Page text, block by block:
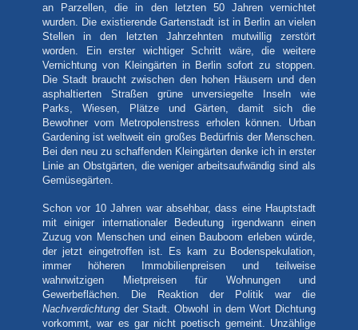
an Parzellen, die in den letzten 50 Jahren vernichtet
wurden. Die existierende Gartenstadt ist in Berlin an vielen
Stellen in den letzten Jahrzehnten mutwillig zerstört
worden. Ein erster wichtiger Schritt wäre, die weitere
Vernichtung von Kleingärten in Berlin sofort zu stoppen.
Die Stadt braucht zwischen den hohen Häusern und den
asphaltierten Straßen grüne unversiegelte Inseln wie
Parks, Wiesen, Plätze und Gärten, damit sich die
Bewohner vom Metropolenstress erholen können. Urban
Gardening ist weltweit ein großes Bedürfnis der Menschen.
Bei den neu zu schaffenden Kleingärten denke ich in erster
Linie an Obstgärten, die weniger arbeitsaufwändig sind als
Gemüsegärten.
Schon vor 10 Jahren war absehbar, dass eine Hauptstadt
mit einiger internationaler Bedeutung irgendwann einen
Zuzug von Menschen und einen Bauboom erleben würde,
der jetzt eingetroffen ist. Es kam zu Bodenspekulation,
immer höheren Immobilienpreisen und teilweise
wahnwitzigen Mietpreisen für Wohnungen und
Gewerbeflächen. Die Reaktion der Politik war die
Nachverdichtung der Stadt. Obwohl in dem Wort Dichtung
vorkommt, war es gar nicht poetisch gemeint. Unzählige